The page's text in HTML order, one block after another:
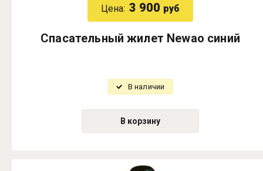
Цена: 3 900 руб
Спасательный жилет Newao синий
В наличии
В корзину